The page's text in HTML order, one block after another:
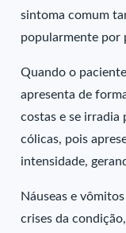
sintoma comum
popularmente por
Quando o
apresenta de
costas e se irradia
cólicas, pois
intensidade,
Náuseas e
crises da